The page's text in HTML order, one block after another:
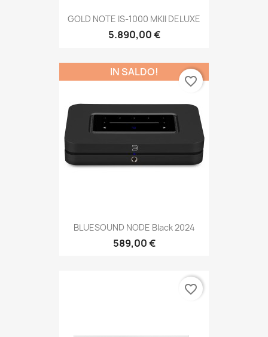
GOLD NOTE IS-1000 MKII DELUXE
5.890,00 €
BLUESOUND NODE Black 2024
589,00 €
IN SALDO!
favorite_border
favorite_border